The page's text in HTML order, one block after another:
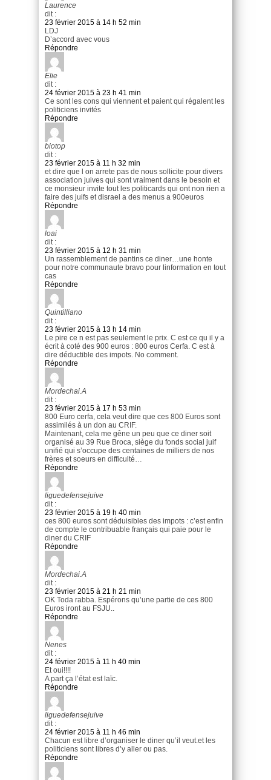
Laurence
dit :
23 février 2015 à 14 h 52 min
LDJ
D’accord avec vous
Répondre
Elie
dit :
24 février 2015 à 23 h 41 min
Ce sont les cons qui viennent et paient qui régalent les
politiciens invités
Répondre
biotop
dit :
23 février 2015 à 11 h 32 min
et dire que l on arrete pas de nous sollicite pour divers
association juives qui sont vraiment dans le besoin et
ce monsieur invite tout les politicards qui ont non rien a
faire des juifs et disrael a des menus a 900euros
Répondre
loai
dit :
23 février 2015 à 12 h 31 min
Un rassemblement de pantins ce diner…une honte
pour notre communaute bravo pour linformation en tout
cas
Répondre
Quintilliano
dit :
23 février 2015 à 13 h 14 min
Le pire ce n est pas seulement le prix. C est ce qu il y a
écrit à coté des 900 euros : 800 euros Cerfa. C est à
dire déductible des impots. No comment.
Répondre
Mordechai.A
dit :
23 février 2015 à 17 h 53 min
800 Euro cerfa, cela veut dire que ces 800 Euros sont
assimilés à un don au CRIF.
Maintenant, cela me gêne un peu que ce diner soit
organisé au 39 Rue Broca, siège du fonds social juif
unifié qui s’occupe des centaines de milliers de nos
frères et soeurs en difficulté…
Répondre
liguedefensejuive
dit :
23 février 2015 à 19 h 40 min
ces 800 euros sont déduisibles des impots : c’est enfin
de compte le contribuable français qui paie pour le
diner du CRIF
Répondre
Mordechai.A
dit :
23 février 2015 à 21 h 21 min
OK Toda rabba. Espérons qu’une partie de ces 800
Euros iront au FSJU..
Répondre
Nenes
dit :
24 février 2015 à 11 h 40 min
Et oui!!!!
A part ça l’état est laïc.
Répondre
liguedefensejuive
dit :
24 février 2015 à 11 h 46 min
Chacun est libre d’organiser le diner qu’il veut.et les
politiciens sont libres d’y aller ou pas.
Répondre